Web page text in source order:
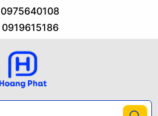
0975640108
0919615186